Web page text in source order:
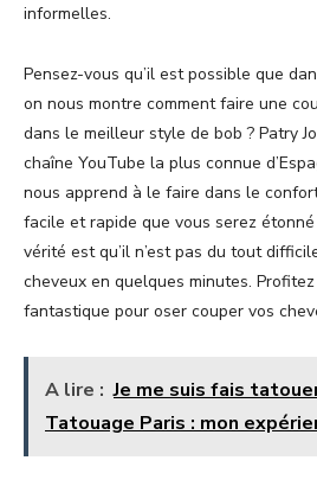
informelles.
Pensez-vous qu’il est possible que
on nous montre comment faire une
dans le meilleur style de bob ? Patry
chaîne YouTube la plus connue
nous apprend à le faire dans le
facile et rapide que vous serez
vérité est qu’il n’est pas du tout
cheveux en quelques minutes.
fantastique pour oser couper vos
A lire : Je me suis fais
Tatouage Paris : mon